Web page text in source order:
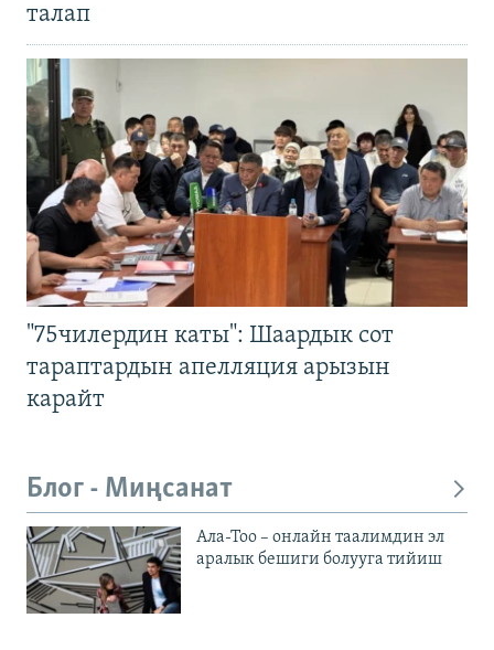
талап
"75чилердин каты": Шаардык сот
тараптардын апелляция арызын
карайт
Блог - Миңсанат
Ала-Тоо – онлайн таалимдин эл
аралык бешиги болууга тийиш